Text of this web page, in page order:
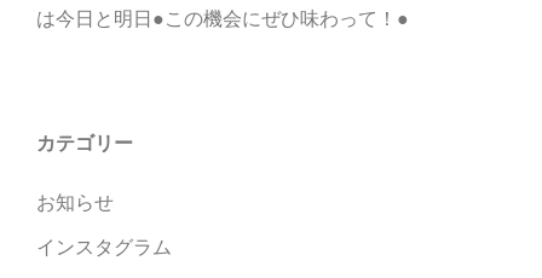
は今日と明日●この機会にぜひ味わって！●
カテゴリー
お知らせ
インスタグラム